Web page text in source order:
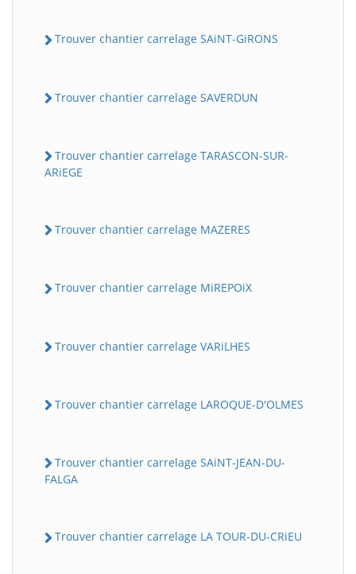
Trouver chantier carrelage SAiNT-GiRONS
Trouver chantier carrelage SAVERDUN
Trouver chantier carrelage TARASCON-SUR-
ARiEGE
Trouver chantier carrelage MAZERES
Trouver chantier carrelage MiREPOiX
Trouver chantier carrelage VARiLHES
Trouver chantier carrelage LAROQUE-D'OLMES
Trouver chantier carrelage SAiNT-JEAN-DU-
FALGA
Trouver chantier carrelage LA TOUR-DU-CRiEU